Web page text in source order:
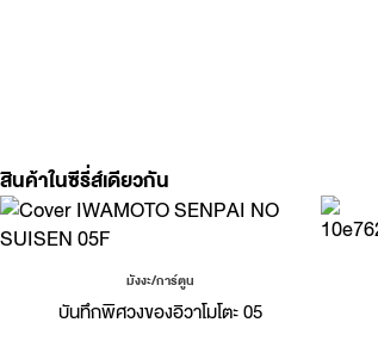
สินค้าในซีรี่ส์เดียวกัน
มังงะ/การ์ตูน
บันทึกพิศวงของอิวาโมโตะ 05